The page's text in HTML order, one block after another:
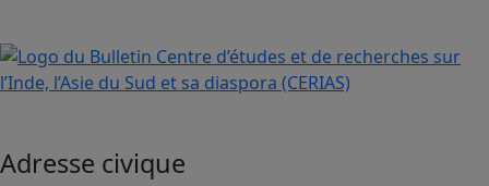
Adresse civique